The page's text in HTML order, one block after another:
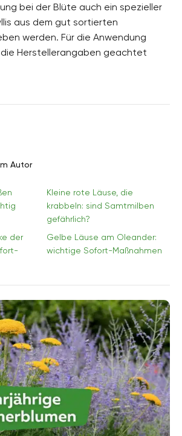
bei der Blüte auch ein spezieller
aus dem gut sortierten
werden. Für die Anwendung
Herstellerangaben geachtet
Autor
Kleine rote Läuse, die
krabbeln: sind Samtmilben
gefährlich?
der
Gelbe Läuse am Oleander:
wichtige Sofort-Maßnahmen